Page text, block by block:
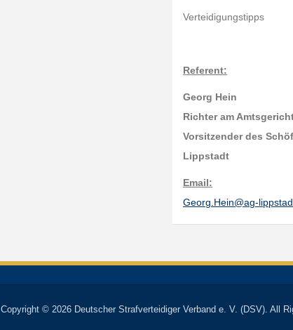
Verteidigungstipps
Referent:
Georg Hein
Richter am
Vorsitzender des
Lippstadt
Email:
Georg.Hein@ag-
Copyright © 2026 Deutscher Strafverteidiger Verband e. V. (DSV). All